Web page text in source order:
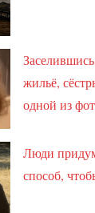
жильё,
одной из
Люди
способ,